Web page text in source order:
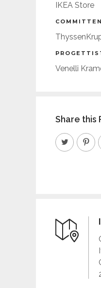
IKEA Store
Venelli
Share this